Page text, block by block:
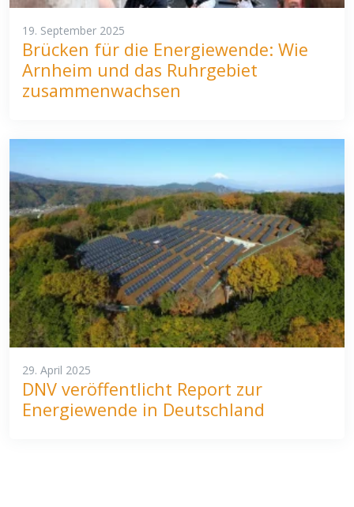
19. September 2025
Brücken für die Energiewende: Wie
Arnheim und das Ruhrgebiet
zusammenwachsen
29. April 2025
DNV veröffentlicht Report zur
Energiewende in Deutschland